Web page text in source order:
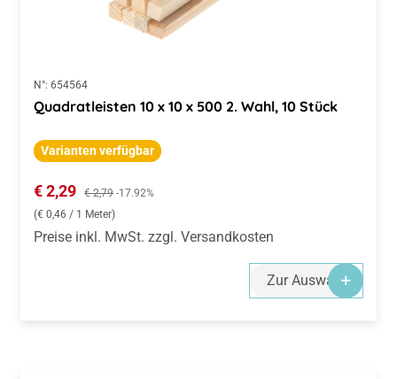
N°: 654564
Quadratleisten 10 x 10 x 500 2. Wahl, 10 Stück
Varianten verfügbar
Verkaufspreis:
€ 2,29 Regulärer Preis:
€ 2,79 -17.92%
(€ 0,46 / 1 Meter)
Preise inkl. MwSt. zzgl. Versandkosten
Zur Auswahl